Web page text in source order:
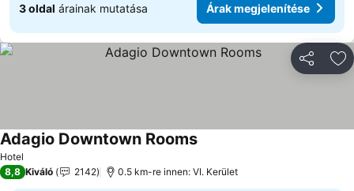
3 oldal árainak mutatása Árak megjelenítése
Hotel
Adagio Downtown Rooms
8,8 Kiváló 2142 0.5 km-re innen: VI. Kerület